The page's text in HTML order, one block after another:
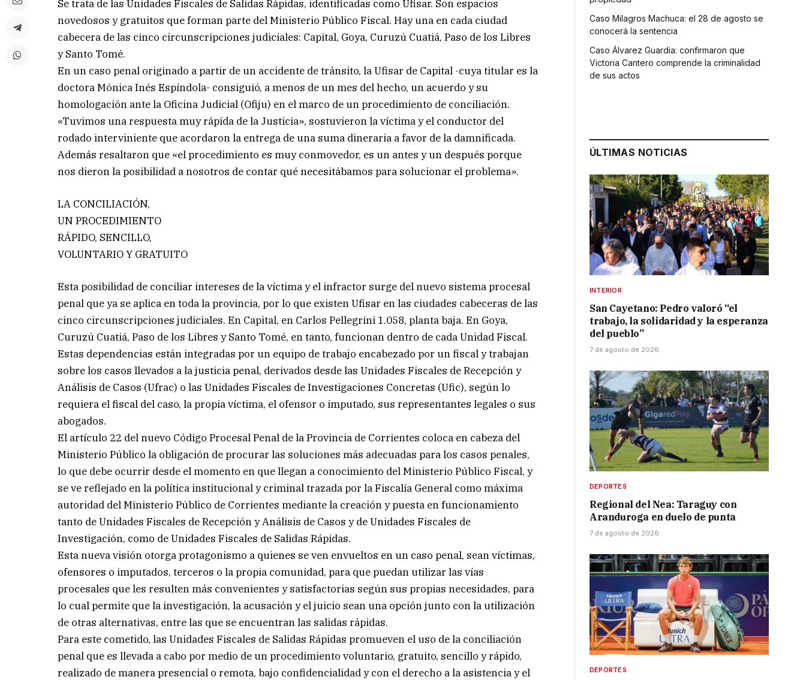
Se trata de las Unidades Fiscales de Salidas Rápidas, identificadas como Ufisar. Son espacios
novedosos y gratuitos que forman parte del Ministerio Público Fiscal. Hay una en cada ciudad
cabecera de las cinco circunscripciones judiciales: Capital, Goya, Curuzú Cuatiá, Paso de los Libres
y Santo Tomé.
En un caso penal originado a partir de un accidente de tránsito, la Ufisar de Capital -cuya titular es la
doctora Mónica Inés Espíndola- consiguió, a menos de un mes del hecho, un acuerdo y su
homologación ante la Oficina Judicial (Ofiju) en el marco de un procedimiento de conciliación.
«Tuvimos una respuesta muy rápida de la Justicia», sostuvieron la víctima y el conductor del
rodado interviniente que acordaron la entrega de una suma dineraria a favor de la damnificada.
Además resaltaron que «el procedimiento es muy conmovedor, es un antes y un después porque
nos dieron la posibilidad a nosotros de contar qué necesitábamos para solucionar el problema».
LA CONCILIACIÓN,
UN PROCEDIMIENTO
RÁPIDO, SENCILLO,
VOLUNTARIO Y GRATUITO
Esta posibilidad de conciliar intereses de la víctima y el infractor surge del nuevo sistema procesal
penal que ya se aplica en toda la provincia, por lo que existen Ufisar en las ciudades cabeceras de las
cinco circunscripciones judiciales. En Capital, en Carlos Pellegrini 1.058, planta baja. En Goya,
Curuzú Cuatiá, Paso de los Libres y Santo Tomé, en tanto, funcionan dentro de cada Unidad Fiscal.
Estas dependencias están integradas por un equipo de trabajo encabezado por un fiscal y trabajan
sobre los casos llevados a la justicia penal, derivados desde las Unidades Fiscales de Recepción y
Análisis de Casos (Ufrac) o las Unidades Fiscales de Investigaciones Concretas (Ufic), según lo
requiera el fiscal del caso, la propia víctima, el ofensor o imputado, sus representantes legales o sus
abogados.
El artículo 22 del nuevo Código Procesal Penal de la Provincia de Corrientes coloca en cabeza del
Ministerio Público la obligación de procurar las soluciones más adecuadas para los casos penales,
lo que debe ocurrir desde el momento en que llegan a conocimiento del Ministerio Público Fiscal, y
se ve reflejado en la política institucional y criminal trazada por la Fiscalía General como máxima
autoridad del Ministerio Público de Corrientes mediante la creación y puesta en funcionamiento
tanto de Unidades Fiscales de Recepción y Análisis de Casos y de Unidades Fiscales de
Investigación, como de Unidades Fiscales de Salidas Rápidas.
Esta nueva visión otorga protagonismo a quienes se ven envueltos en un caso penal, sean víctimas,
ofensores o imputados, terceros o la propia comunidad, para que puedan utilizar las vías
procesales que les resulten más convenientes y satisfactorias según sus propias necesidades, para
lo cual permite que la investigación, la acusación y el juicio sean una opción junto con la utilización
de otras alternativas, entre las que se encuentran las salidas rápidas.
Para este cometido, las Unidades Fiscales de Salidas Rápidas promueven el uso de la conciliación
penal que es llevada a cabo por medio de un procedimiento voluntario, gratuito, sencillo y rápido,
realizado de manera presencial o remota, bajo confidencialidad y con el derecho a la asistencia y el
Caso Milagros Machuca: el 28 de agosto se
conocerá la sentencia
Caso Álvarez Guardia: confirmaron que
Victoria Cantero comprende la criminalidad
de sus actos
ÚLTIMAS NOTICIAS
INTERIOR
San Cayetano: Pedro valoró “el
trabajo, la solidaridad y la esperanza
del pueblo”
7 de agosto de 2026
DEPORTES
Regional del Nea: Taraguy con
Aranduroga en duelo de punta
7 de agosto de 2026
DEPORTES